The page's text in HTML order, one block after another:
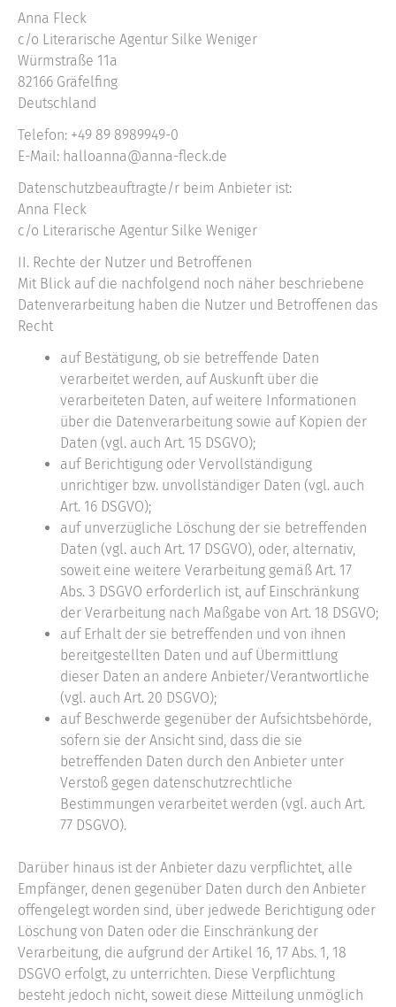
Anna Fleck
c/o Literarische Agentur Silke Weniger
Würmstraße 11a
82166 Gräfelfing
Deutschland
Telefon: +49 89 8989949-0
E-Mail: halloanna@anna-fleck.de
Datenschutzbeauftragte/r beim Anbieter ist:
Anna Fleck
c/o Literarische Agentur Silke Weniger
II. Rechte der Nutzer und Betroffenen
Mit Blick auf die nachfolgend noch näher beschriebene
Datenverarbeitung haben die Nutzer und Betroffenen das
Recht
auf Bestätigung, ob sie betreffende Daten
verarbeitet werden, auf Auskunft über die
verarbeiteten Daten, auf weitere Informationen
über die Datenverarbeitung sowie auf Kopien der
Daten (vgl. auch Art. 15 DSGVO);
auf Berichtigung oder Vervollständigung
unrichtiger bzw. unvollständiger Daten (vgl. auch
Art. 16 DSGVO);
auf unverzügliche Löschung der sie betreffenden
Daten (vgl. auch Art. 17 DSGVO), oder, alternativ,
soweit eine weitere Verarbeitung gemäß Art. 17
Abs. 3 DSGVO erforderlich ist, auf Einschränkung
der Verarbeitung nach Maßgabe von Art. 18 DSGVO;
auf Erhalt der sie betreffenden und von ihnen
bereitgestellten Daten und auf Übermittlung
dieser Daten an andere Anbieter/Verantwortliche
(vgl. auch Art. 20 DSGVO);
auf Beschwerde gegenüber der Aufsichtsbehörde,
sofern sie der Ansicht sind, dass die sie
betreffenden Daten durch den Anbieter unter
Verstoß gegen datenschutzrechtliche
Bestimmungen verarbeitet werden (vgl. auch Art.
77 DSGVO).
Darüber hinaus ist der Anbieter dazu verpflichtet, alle
Empfänger, denen gegenüber Daten durch den Anbieter
offengelegt worden sind, über jedwede Berichtigung oder
Löschung von Daten oder die Einschränkung der
Verarbeitung, die aufgrund der Artikel 16, 17 Abs. 1, 18
DSGVO erfolgt, zu unterrichten. Diese Verpflichtung
besteht jedoch nicht, soweit diese Mitteilung unmöglich